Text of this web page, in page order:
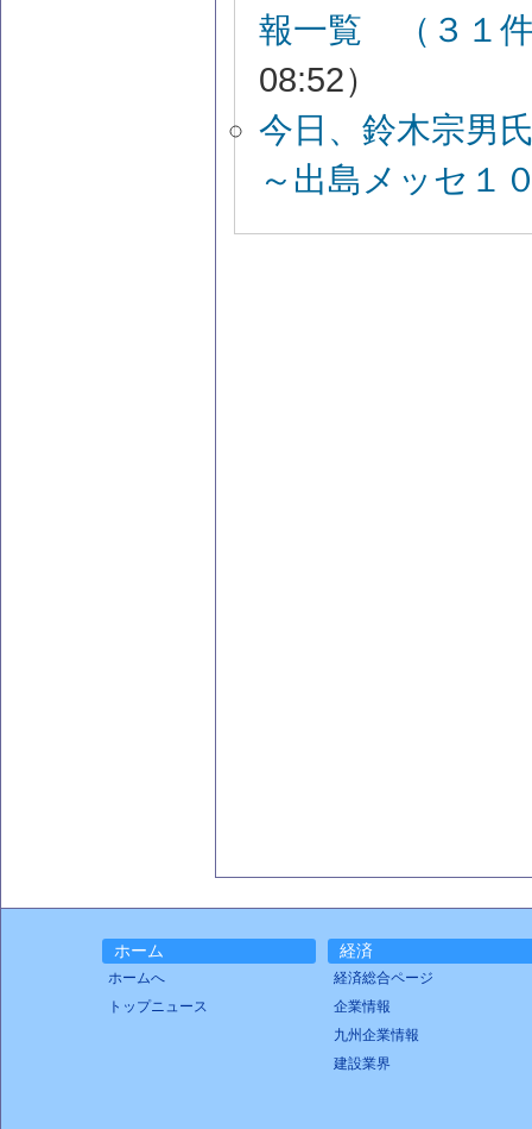
報一覧 （３１
08:52）
今日、鈴木宗男
～出島メッセ１
ホーム
ホームへ
トップニュース
経済
経済総合ページ
企業情報
九州企業情報
建設業界